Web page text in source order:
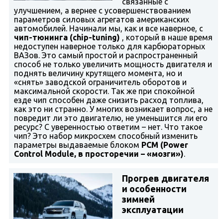
улучшением, а вернее с усовершенствованием
параметров силовых агрегатов американских
автомобилей. Начинали мы, как и все наверное, с
чип-тюнинга (chip-tuning) , который в наше время
недоступен наверное только для карбюраторных
ВАЗов. Это самый простой и распространенный
способ не только увеличить мощность двигателя и
поднять величину крутящего момента, но и
«снять» заводской ограничитель оборотов и
максимальной скорости. Так же при спокойной
езде чип способен даже снизить расход топлива,
как это ни странно. У многих возникает вопрос, а не
повредит ли это двигателю, не уменьшится ли его
ресурс? С уверенностью ответим – нет. Что такое
чип? Это набор микросхем способный изменить
параметры выдаваемые блоком PCM (Power
Control Module, в просторечии – «мозги»).
Прогрев двигателя
и особенности
зимней
эксплуатации